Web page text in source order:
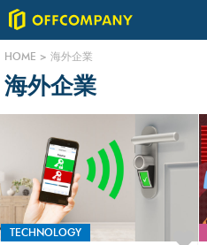
HOME > 海外企業
海外企業
TECHNOLOGY